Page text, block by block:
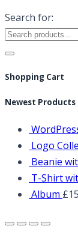
Search for:
Shopping Cart
Newest Products
Logo
Beanie
T-Shirt
Album £